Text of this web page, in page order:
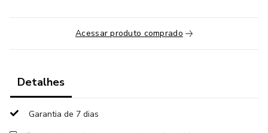
Acessar produto comprado
Detalhes
Garantia de 7 dias